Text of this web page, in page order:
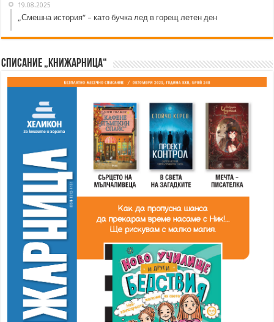
19.08.2025
„Смешна история“ – като бучка лед в горещ летен ден
Списание „Книжарница“